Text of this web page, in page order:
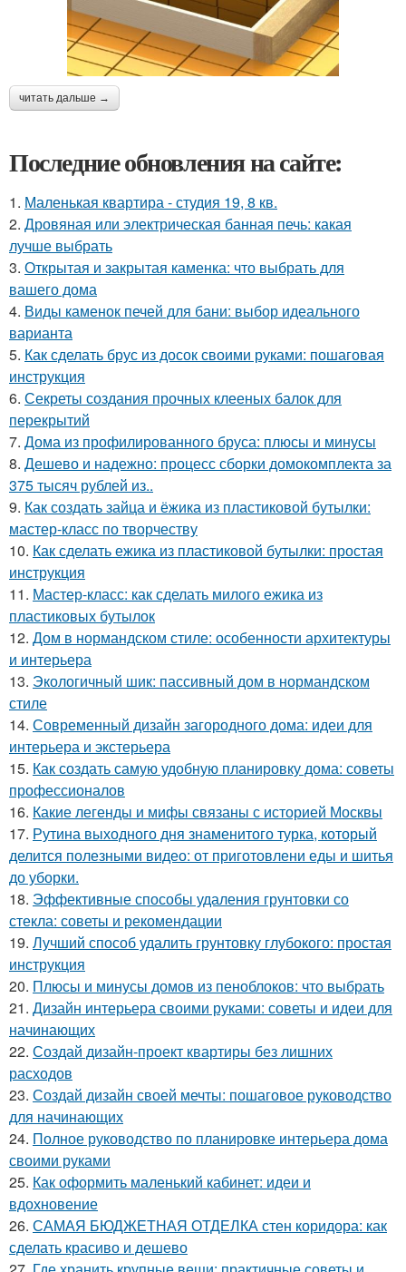
читать дальше →
Последние обновления на сайте:
1. Маленькая квартира - студия 19, 8 кв.
2. Дровяная или электрическая банная печь: какая
лучше выбрать
3. Открытая и закрытая каменка: что выбрать для
вашего дома
4. Виды каменок печей для бани: выбор идеального
варианта
5. Как сделать брус из досок своими руками: пошаговая
инструкция
6. Секреты создания прочных клееных балок для
перекрытий
7. Дома из профилированного бруса: плюсы и минусы
8. Дешево и надежно: процесс сборки домокомплекта за
375 тысяч рублей из..
9. Как создать зайца и ёжика из пластиковой бутылки:
мастер-класс по творчеству
10. Как сделать ежика из пластиковой бутылки: простая
инструкция
11. Мастер-класс: как сделать милого ежика из
пластиковых бутылок
12. Дом в нормандском стиле: особенности архитектуры
и интерьера
13. Экологичный шик: пассивный дом в нормандском
стиле
14. Современный дизайн загородного дома: идеи для
интерьера и экстерьера
15. Как создать самую удобную планировку дома: советы
профессионалов
16. Какие легенды и мифы связаны с историей Москвы
17. Рутина выходного дня знаменитого турка, который
делится полезными видео: от приготовлени еды и шитья
до уборки.
18. Эффективные способы удаления грунтовки со
стекла: советы и рекомендации
19. Лучший способ удалить грунтовку глубокого: простая
инструкция
20. Плюсы и минусы домов из пеноблоков: что выбрать
21. Дизайн интерьера своими руками: советы и идеи для
начинающих
22. Создай дизайн-проект квартиры без лишних
расходов
23. Создай дизайн своей мечты: пошаговое руководство
для начинающих
24. Полное руководство по планировке интерьера дома
своими руками
25. Как оформить маленький кабинет: идеи и
вдохновение
26. САМАЯ БЮДЖЕТНАЯ ОТДЕЛКА стен коридора: как
сделать красиво и дешево